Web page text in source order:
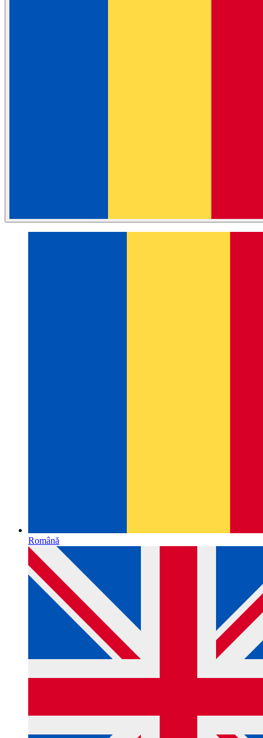
Română